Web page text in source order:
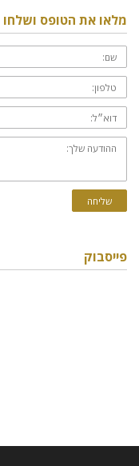
מלאו את הטופס ושלחו
שם:
טלפון:
דוא״ל:
ההודעה
שלך:
שליחה
פייסבוק